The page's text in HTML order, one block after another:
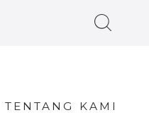
TENTANG KAMI